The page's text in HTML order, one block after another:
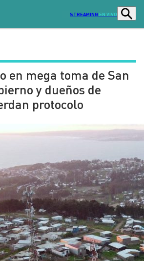
STREAMING EN VIVO
Programas
Actualidad
Sostenibilidad
y Cultura Opinión
Señal 2
en mega toma de San
y dueños de
protocolo